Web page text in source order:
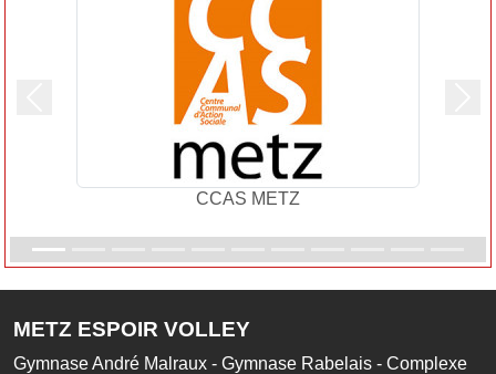
CCAS METZ
METZ ESPOIR VOLLEY
Gymnase André Malraux - Gymnase Rabelais - Complexe